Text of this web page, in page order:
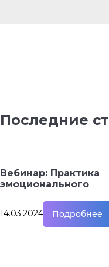
Последние
Вебинар: Практика
эмоционального
интеллекта 26
14.03.2024 Подробнее